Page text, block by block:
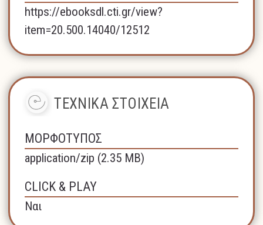
https://ebooksdl.cti.gr/view?
item=20.500.14040/12512
ΤΕΧΝΙΚΑ ΣΤΟΙΧΕΙΑ
ΜΟΡΦΟΤΥΠΟΣ
application/zip (2.35 MB)
CLICK & PLAY
Ναι